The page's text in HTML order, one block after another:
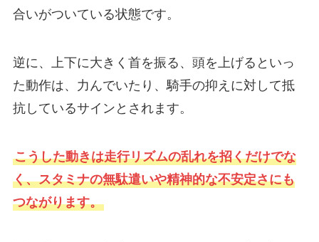
合いがついている状態です。
逆に、上下に大きく首を振る、頭を上げるといっ
た動作は、力んでいたり、騎手の抑えに対して抵
抗しているサインとされます。
こうした動きは走行リズムの乱れを招くだけでな
く、スタミナの無駄遣いや精神的な不安定さにも
つながります。